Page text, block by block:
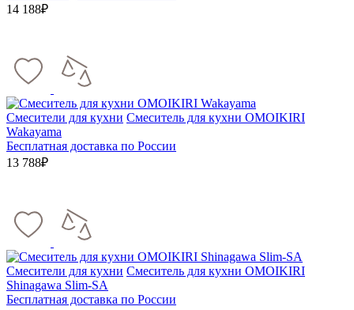
14 188₽
Смесители для кухни Смеситель для кухни OMOIKIRI
Wakayama
Бесплатная доставка по России
13 788₽
Смесители для кухни Смеситель для кухни OMOIKIRI
Shinagawa Slim-SA
Бесплатная доставка по России